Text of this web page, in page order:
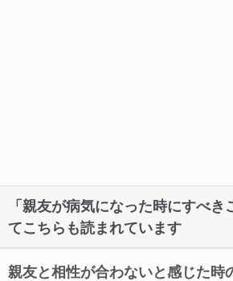
「親友が病気になった時にすべき
てこちらも読まれています
親友と相性が合わないと感じた時